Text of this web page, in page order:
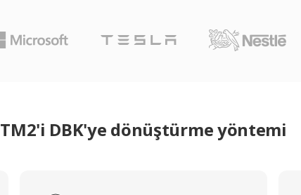
TM2'i DBK'ye dönüştürme yöntemi